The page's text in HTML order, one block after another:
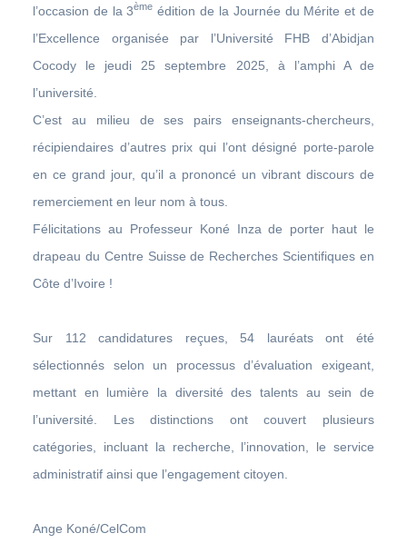
l’occasion de la 3ème édition de la Journée du Mérite et de
l’Excellence organisée par l’Université FHB d’Abidjan
Cocody le jeudi 25 septembre 2025, à l’amphi A de
l’université.
C’est au milieu de ses pairs enseignants-chercheurs,
récipiendaires d’autres prix qui l’ont désigné porte-parole
en ce grand jour, qu’il a prononcé un vibrant discours de
remerciement en leur nom à tous.
Félicitations au Professeur Koné Inza de porter haut le
drapeau du Centre Suisse de Recherches Scientifiques en
Côte d’Ivoire !
Sur 112 candidatures reçues, 54 lauréats ont été
sélectionnés selon un processus d’évaluation exigeant,
mettant en lumière la diversité des talents au sein de
l’université. Les distinctions ont couvert plusieurs
catégories, incluant la recherche, l’innovation, le service
administratif ainsi que l’engagement citoyen.
Ange Koné/CelCom